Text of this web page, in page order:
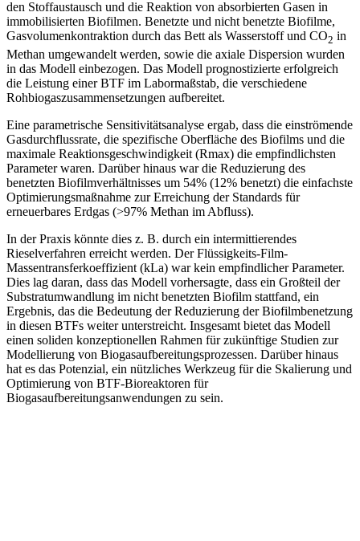
den Stoffaustausch und die Reaktion von absorbierten Gasen in
immobilisierten Biofilmen. Benetzte und nicht benetzte Biofilme,
Gasvolumenkontraktion durch das Bett als Wasserstoff und CO2 in
Methan umgewandelt werden, sowie die axiale Dispersion wurden
in das Modell einbezogen. Das Modell prognostizierte erfolgreich
die Leistung einer BTF im Labormaßstab, die verschiedene
Rohbiogaszusammensetzungen aufbereitet.
Eine parametrische Sensitivitätsanalyse ergab, dass die einströmende
Gasdurchflussrate, die spezifische Oberfläche des Biofilms und die
maximale Reaktionsgeschwindigkeit (Rmax) die empfindlichsten
Parameter waren. Darüber hinaus war die Reduzierung des
benetzten Biofilmverhältnisses um 54% (12% benetzt) die einfachste
Optimierungsmaßnahme zur Erreichung der Standards für
erneuerbares Erdgas (>97% Methan im Abfluss).
In der Praxis könnte dies z. B. durch ein intermittierendes
Rieselverfahren erreicht werden. Der Flüssigkeits-Film-
Massentransferkoeffizient (kLa) war kein empfindlicher Parameter.
Dies lag daran, dass das Modell vorhersagte, dass ein Großteil der
Substratumwandlung im nicht benetzten Biofilm stattfand, ein
Ergebnis, das die Bedeutung der Reduzierung der Biofilmbenetzung
in diesen BTFs weiter unterstreicht. Insgesamt bietet das Modell
einen soliden konzeptionellen Rahmen für zukünftige Studien zur
Modellierung von Biogasaufbereitungsprozessen. Darüber hinaus
hat es das Potenzial, ein nützliches Werkzeug für die Skalierung und
Optimierung von BTF-Bioreaktoren für
Biogasaufbereitungsanwendungen zu sein.